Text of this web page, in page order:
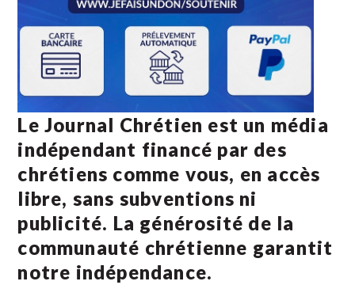
Le Journal Chrétien est un média
indépendant financé par des
chrétiens comme vous, en accès
libre, sans subventions ni
publicité. La générosité de la
communauté chrétienne garantit
notre indépendance.